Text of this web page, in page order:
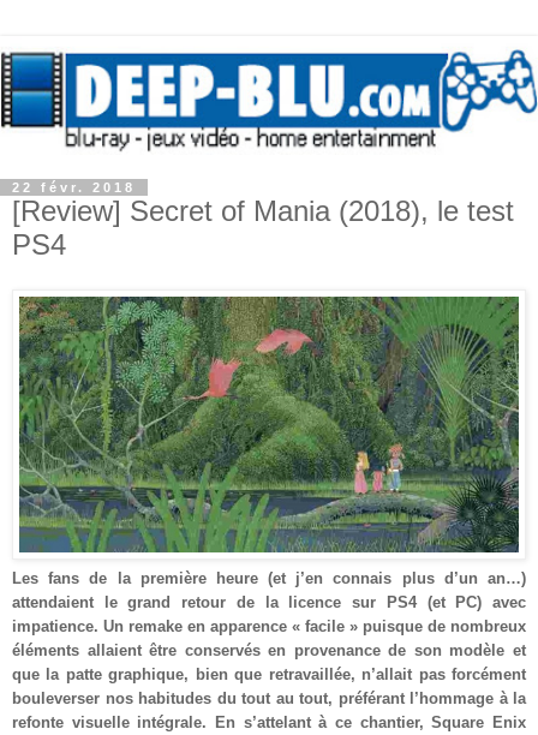
22 févr. 2018
[Review] Secret of Mania (2018), le test
PS4
Les fans de la première heure (et j’en connais plus d’un an…)
attendaient le grand retour de la licence sur PS4 (et PC) avec
impatience. Un remake en apparence « facile » puisque de nombreux
éléments allaient être conservés en provenance de son modèle et
que la patte graphique, bien que retravaillée, n’allait pas forcément
bouleverser nos habitudes du tout au tout, préférant l’hommage à la
refonte visuelle intégrale. En s’attelant à ce chantier, Square Enix